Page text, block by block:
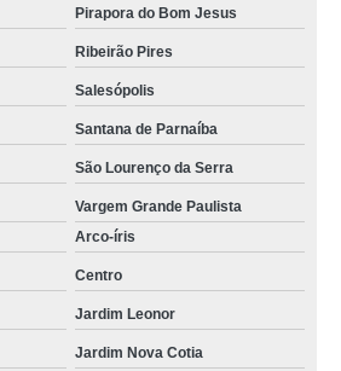
Pirapora do Bom Jesus
Ribeirão Pires
Salesópolis
Santana de Parnaíba
São Lourenço da Serra
Vargem Grande Paulista
Arco-íris
Centro
Jardim Leonor
Jardim Nova Cotia